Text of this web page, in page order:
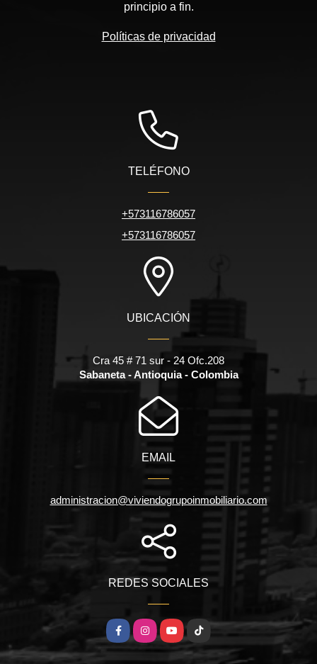
principio a fin.
Políticas de privacidad
TELÉFONO
+573116786057
+573116786057
UBICACIÓN
Cra 45 # 71 sur - 24 Ofc.208
Sabaneta - Antioquia - Colombia
EMAIL
administracion@viviendogrupoinmobiliario.com
REDES SOCIALES
FacebookInstagramYouTubeTikTok